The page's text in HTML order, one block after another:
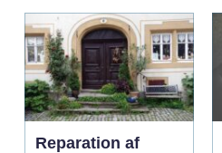
Reparation af